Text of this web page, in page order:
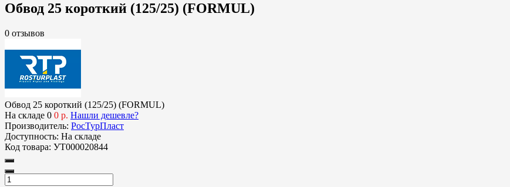
Обвод 25 короткий (125/25) (FORMUL)
0 отзывов
Обвод 25 короткий (125/25) (FORMUL)
На складе 0 0 р. Нашли дешевле?
Производитель: РосТурПласт
Доступность: На складе
Код товара: УТ000020844